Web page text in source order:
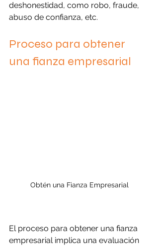
deshonestidad, como robo, fraude,
abuso de confianza, etc.
Proceso para obtener
una fianza empresarial
Obtén una Fianza Empresarial
El proceso para obtener una fianza
empresarial implica una evaluación